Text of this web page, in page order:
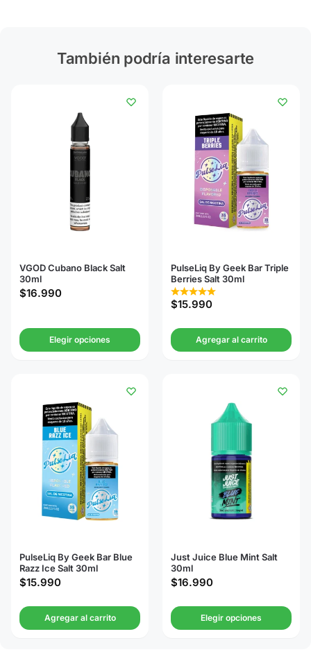
También podría interesarte
VGOD Cubano Black Salt
30ml
$16.990
Elegir opciones
PulseLiq By Geek Bar Triple
Berries Salt 30ml
$15.990
Agregar al carrito
PulseLiq By Geek Bar Blue
Razz Ice Salt 30ml
$15.990
Agregar al carrito
Just Juice Blue Mint Salt
30ml
$16.990
Elegir opciones